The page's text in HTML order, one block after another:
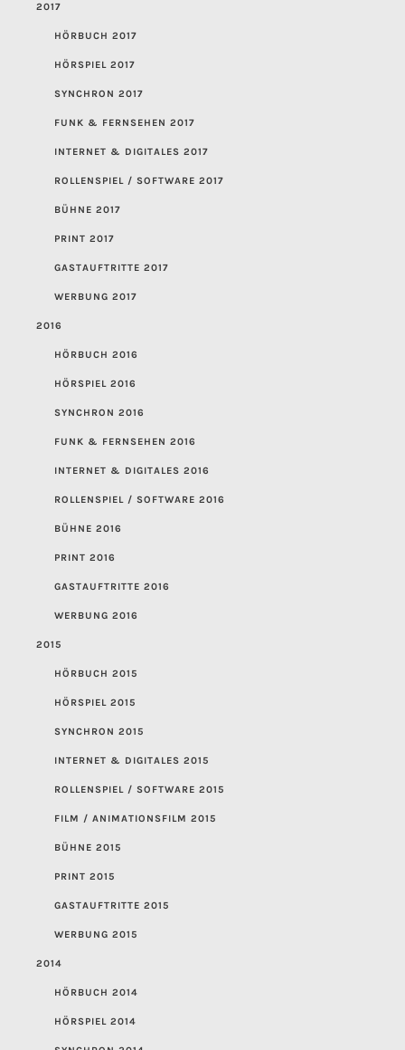
2017
HÖRBUCH 2017
HÖRSPIEL 2017
SYNCHRON 2017
FUNK & FERNSEHEN 2017
INTERNET & DIGITALES 2017
ROLLENSPIEL / SOFTWARE 2017
BÜHNE 2017
PRINT 2017
GASTAUFTRITTE 2017
WERBUNG 2017
2016
HÖRBUCH 2016
HÖRSPIEL 2016
SYNCHRON 2016
FUNK & FERNSEHEN 2016
INTERNET & DIGITALES 2016
ROLLENSPIEL / SOFTWARE 2016
BÜHNE 2016
PRINT 2016
GASTAUFTRITTE 2016
WERBUNG 2016
2015
HÖRBUCH 2015
HÖRSPIEL 2015
SYNCHRON 2015
INTERNET & DIGITALES 2015
ROLLENSPIEL / SOFTWARE 2015
FILM / ANIMATIONSFILM 2015
BÜHNE 2015
PRINT 2015
GASTAUFTRITTE 2015
WERBUNG 2015
2014
HÖRBUCH 2014
HÖRSPIEL 2014